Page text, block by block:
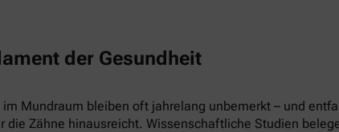
der Gesundheit
Mundraum bleiben oft jahrelang unbemerkt – und
die Zähne hinausreicht. Wissenschaftliche Studien